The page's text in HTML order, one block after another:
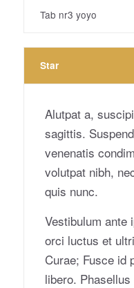
Tab nr3 yoyo
Star
Alutpat a,
sagittis.
venenatis
volutpat nibh,
quis nunc.
Vestibulum ante
orci luctus et
Curae; Fusce id
libero.